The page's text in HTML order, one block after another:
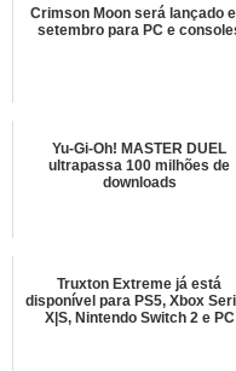
Crimson Moon será lançado
setembro para PC e
Yu-Gi-Oh! MASTER DUEL
ultrapassa 100 milhões de
downloads
Truxton Extreme já está
disponível para PS5, Xbox
X|S, Nintendo Switch 2 e PC